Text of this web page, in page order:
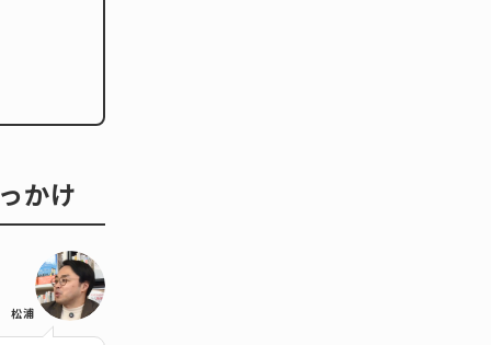
かけ
松浦